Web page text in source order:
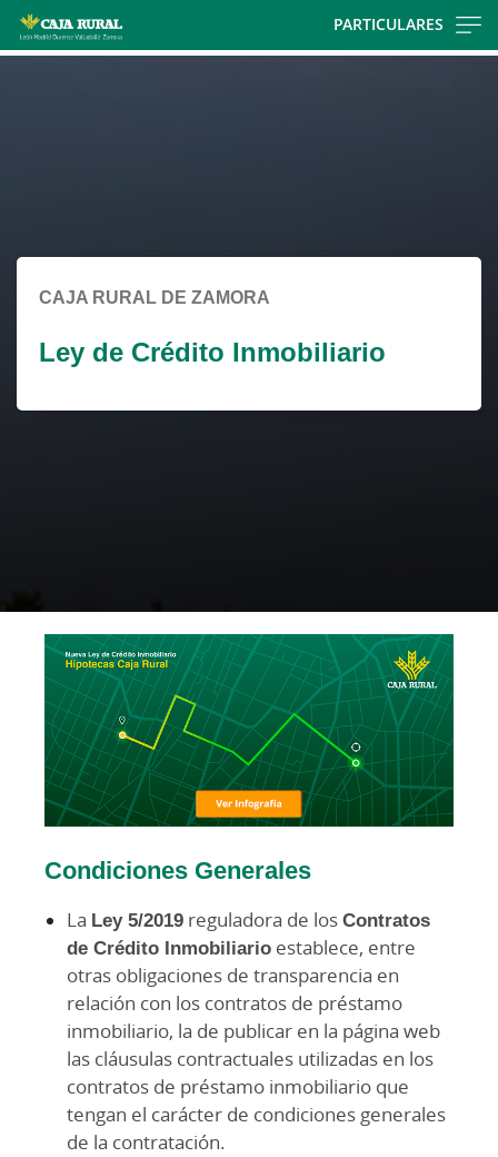
PARTICULARES
CAJA RURAL DE ZAMORA
Ley de Crédito Inmobiliario
Condiciones Generales
La Ley 5/2019 reguladora de losContratos
de Crédito Inmobiliario establece, entre
otras obligaciones de transparencia en
relación con los contratos de préstamo
inmobiliario, la de publicar en la página web
las cláusulas contractuales utilizadas en los
contratos de préstamo inmobiliario que
tengan el carácter de condiciones generales
de la contratación.